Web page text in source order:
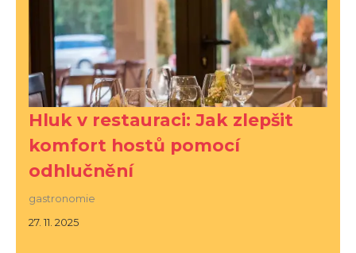
Hluk v restauraci: Jak zlepšit
komfort hostů pomocí
odhlučnění
gastronomie
27. 11. 2025